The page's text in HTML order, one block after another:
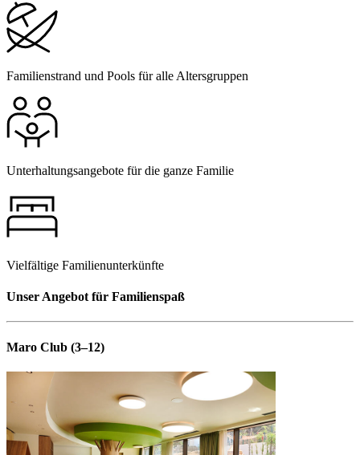
Familienstrand und Pools für alle Altersgruppen
Unterhaltungsangebote für die ganze Familie
Vielfältige Familienunterkünfte
Unser Angebot für Familienspaß
Maro Club (3–12)